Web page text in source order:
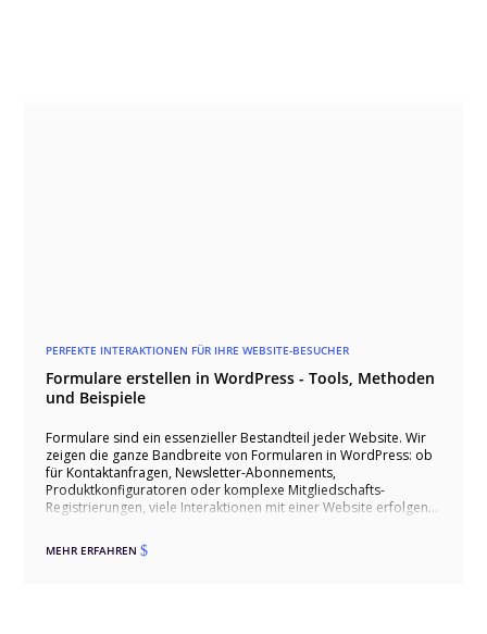
PERFEKTE INTERAKTIONEN FÜR IHRE WEBSITE-BESUCHER
Formulare erstellen in WordPress - Tools, Methoden
und Beispiele
Formulare sind ein essenzieller Bestandteil jeder Website. Wir
zeigen die ganze Bandbreite von Formularen in WordPress: ob
für Kontaktanfragen, Newsletter-Abonnements,
Produktkonfiguratoren oder komplexe Mitgliedschafts-
Registrierungen, viele Interaktionen mit einer Website erfolgen
Implementierung und Optimierung Ihrer Formulare in
WordPress.
MEHR ERFAHREN$